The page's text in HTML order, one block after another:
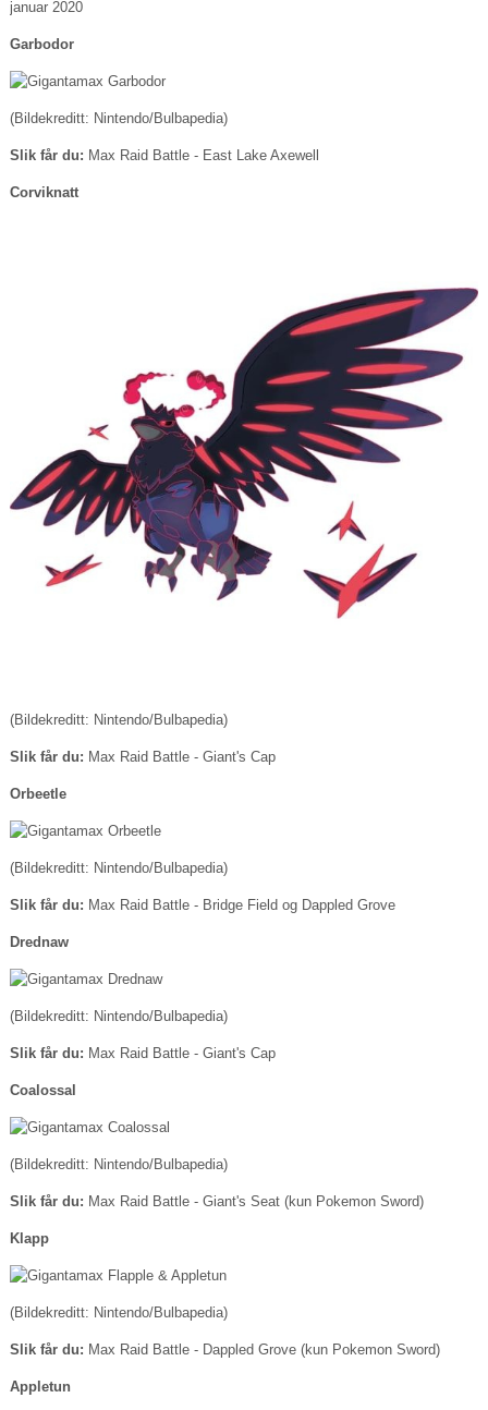
januar 2020
Garbodor
(Bildekreditt: Nintendo/Bulbapedia)
Slik får du: Max Raid Battle - East Lake Axewell
Corviknatt
(Bildekreditt: Nintendo/Bulbapedia)
Slik får du: Max Raid Battle - Giant's Cap
Orbeetle
(Bildekreditt: Nintendo/Bulbapedia)
Slik får du: Max Raid Battle - Bridge Field og Dappled Grove
Drednaw
(Bildekreditt: Nintendo/Bulbapedia)
Slik får du: Max Raid Battle - Giant's Cap
Coalossal
(Bildekreditt: Nintendo/Bulbapedia)
Slik får du: Max Raid Battle - Giant's Seat (kun Pokemon Sword)
Klapp
(Bildekreditt: Nintendo/Bulbapedia)
Slik får du: Max Raid Battle - Dappled Grove (kun Pokemon Sword)
Appletun